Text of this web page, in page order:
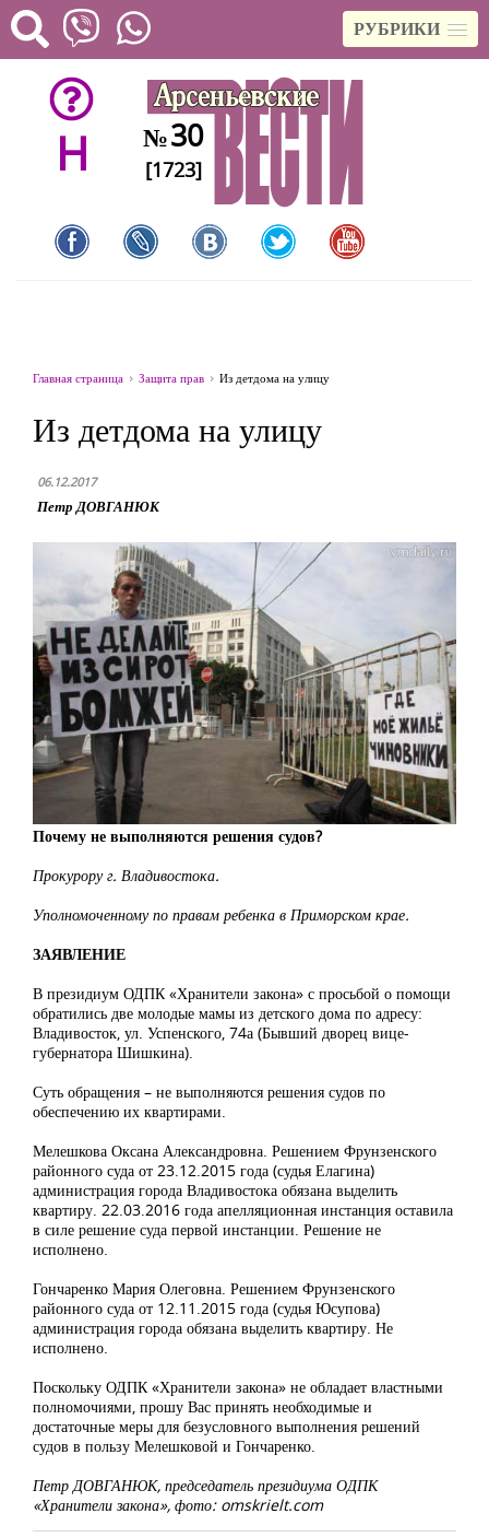
РУБРИКИ
H №30
[1723]
Главная страница Защита прав Из детдома на улицу
Из детдома на улицу
06.12.2017
Петр ДОВГАНЮК
Почему не выполняются решения судов?
Прокурору г. Владивостока.
Уполномоченному по правам ребенка в Приморском крае.
ЗАЯВЛЕНИЕ
В президиум ОДПК «Хранители закона» с просьбой о помощи
обратились две молодые мамы из детского дома по адресу:
Владивосток, ул. Успенского, 74а (Бывший дворец вице-
губернатора Шишкина).
Суть обращения – не выполняются решения судов по
обеспечению их квартирами.
Мелешкова Оксана Александровна. Решением Фрунзенского
районного суда от 23.12.2015 года (судья Елагина)
администрация города Владивостока обязана выделить
квартиру. 22.03.2016 года апелляционная инстанция оставила
в силе решение суда первой инстанции. Решение не
исполнено.
Гончаренко Мария Олеговна. Решением Фрунзенского
районного суда от 12.11.2015 года (судья Юсупова)
администрация города обязана выделить квартиру. Не
исполнено.
Поскольку ОДПК «Хранители закона» не обладает властными
полномочиями, прошу Вас принять необходимые и
достаточные меры для безусловного выполнения решений
судов в пользу Мелешковой и Гончаренко.
Петр ДОВГАНЮК, председатель президиума ОДПК
«Хранители закона», фото: omskrielt.com